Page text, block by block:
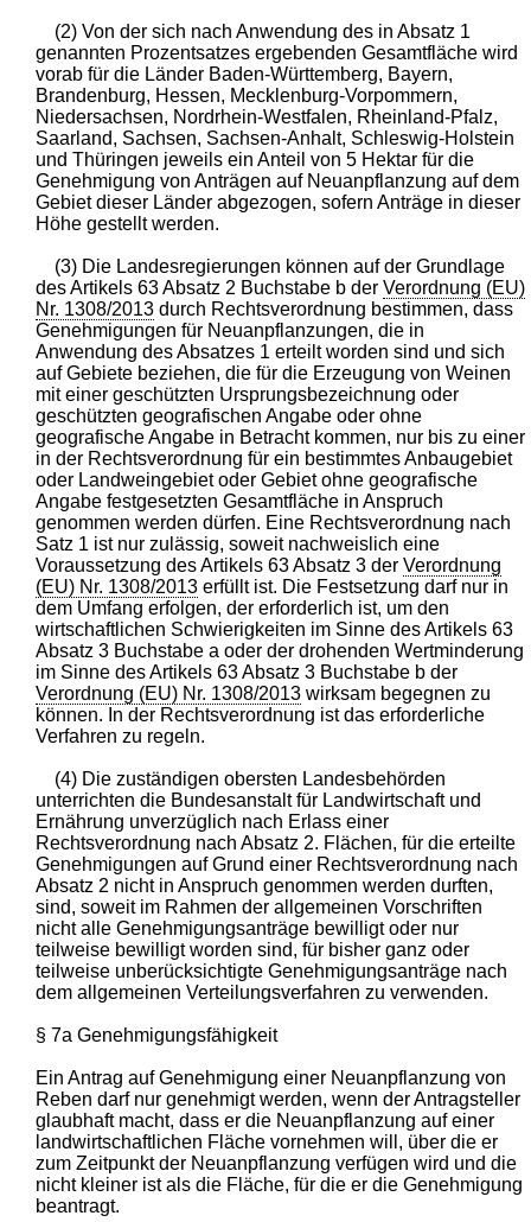
(2) Von der sich nach Anwendung des in Absatz 1
genannten Prozentsatzes ergebenden Gesamtfläche wird
vorab für die Länder Baden-Württemberg, Bayern,
Brandenburg, Hessen, Mecklenburg-Vorpommern,
Niedersachsen, Nordrhein-Westfalen, Rheinland-Pfalz,
Saarland, Sachsen, Sachsen-Anhalt, Schleswig-Holstein
und Thüringen jeweils ein Anteil von 5 Hektar für die
Genehmigung von Anträgen auf Neuanpflanzung auf dem
Gebiet dieser Länder abgezogen, sofern Anträge in dieser
Höhe gestellt werden.
(3) Die Landesregierungen können auf der Grundlage
des Artikels 63 Absatz 2 Buchstabe b derVerordnung (EU)
Nr. 1308/2013 durch Rechtsverordnung bestimmen, dass
Genehmigungen für Neuanpflanzungen, die in
Anwendung des Absatzes 1 erteilt worden sind und sich
auf Gebiete beziehen, die für die Erzeugung von Weinen
mit einer geschützten Ursprungsbezeichnung oder
geschützten geografischen Angabe oder ohne
geografische Angabe in Betracht kommen, nur bis zu einer
in der Rechtsverordnung für ein bestimmtes Anbaugebiet
oder Landweingebiet oder Gebiet ohne geografische
Angabe festgesetzten Gesamtfläche in Anspruch
genommen werden dürfen. Eine Rechtsverordnung nach
Satz 1 ist nur zulässig, soweit nachweislich eine
Voraussetzung des Artikels 63 Absatz 3 derVerordnung
(EU) Nr. 1308/2013 erfüllt ist. Die Festsetzung darf nur in
dem Umfang erfolgen, der erforderlich ist, um den
wirtschaftlichen Schwierigkeiten im Sinne des Artikels 63
Absatz 3 Buchstabe a oder der drohenden Wertminderung
im Sinne des Artikels 63 Absatz 3 Buchstabe b der
Verordnung (EU) Nr. 1308/2013 wirksam begegnen zu
können. In der Rechtsverordnung ist das erforderliche
Verfahren zu regeln.
(4) Die zuständigen obersten Landesbehörden
unterrichten die Bundesanstalt für Landwirtschaft und
Ernährung unverzüglich nach Erlass einer
Rechtsverordnung nach Absatz 2. Flächen, für die erteilte
Genehmigungen auf Grund einer Rechtsverordnung nach
Absatz 2 nicht in Anspruch genommen werden durften,
sind, soweit im Rahmen der allgemeinen Vorschriften
nicht alle Genehmigungsanträge bewilligt oder nur
teilweise bewilligt worden sind, für bisher ganz oder
teilweise unberücksichtigte Genehmigungsanträge nach
dem allgemeinen Verteilungsverfahren zu verwenden.
§ 7a Genehmigungsfähigkeit
Ein Antrag auf Genehmigung einer Neuanpflanzung von
Reben darf nur genehmigt werden, wenn der Antragsteller
glaubhaft macht, dass er die Neuanpflanzung auf einer
landwirtschaftlichen Fläche vornehmen will, über die er
zum Zeitpunkt der Neuanpflanzung verfügen wird und die
nicht kleiner ist als die Fläche, für die er die Genehmigung
beantragt.